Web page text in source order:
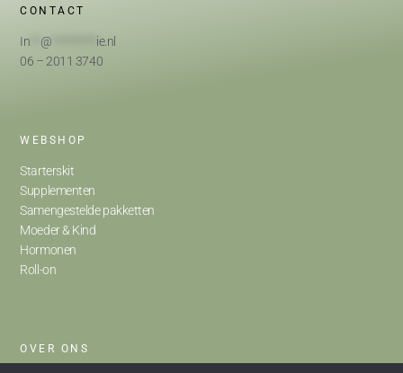
CONTACT
In @
ie.nl
06 – 2011 3740
WEBSHOP
Starterskit
Supplementen
Samengestelde pakketten
Moeder & Kind
Hormonen
Roll-on
OVER ONS